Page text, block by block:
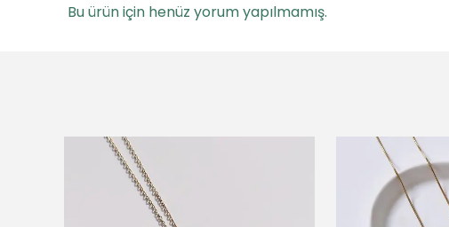
Bu ürün için henüz yorum yapılmamış.